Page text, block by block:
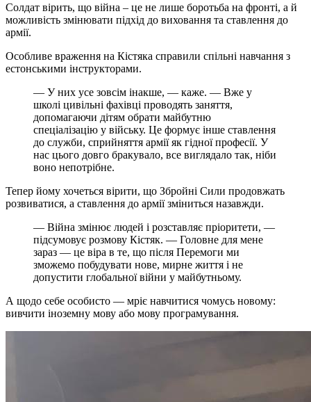
Солдат вірить, що війна – це не лише боротьба на фронті, а й
можливість змінювати підхід до виховання та ставлення до
армії.
Особливе враження на Кістяка справили спільні навчання з
естонськими інструкторами.
— У них усе зовсім інакше, — каже. — Вже у
школі цивільні фахівці проводять заняття,
допомагаючи дітям обрати майбутню
спеціалізацію у війську. Це формує інше ставлення
до служби, сприйняття армії як гідної професії. У
нас цього довго бракувало, все виглядало так, ніби
воно непотрібне.
Тепер йому хочеться вірити, що Збройні Сили продовжать
розвиватися, а ставлення до армії зміниться назавжди.
— Війна змінює людей і розставляє пріоритети, —
підсумовує розмову Кістяк. — Головне для мене
зараз — це віра в те, що після Перемоги ми
зможемо побудувати нове, мирне життя і не
допустити глобальної війни у майбутньому.
А щодо себе особисто — мріє навчитися чомусь новому:
вивчити іноземну мову або мову програмування.